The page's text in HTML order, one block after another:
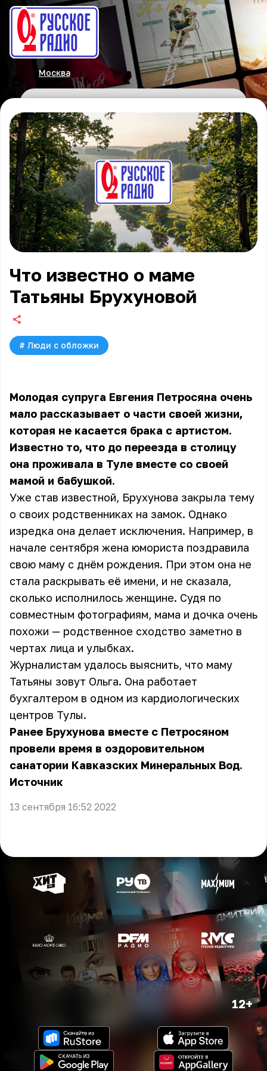
Москва
Что известно о маме
Татьяны Брухуновой
# Люди с обложки
Молодая супруга Евгения Петросяна очень
мало рассказывает о части своей жизни,
которая не касается брака с артистом.
Известно то, что до переезда в столицу
она проживала в Туле вместе со своей
мамой и бабушкой.
Уже став известной, Брухунова закрыла тему
о своих родственниках на замок. Однако
изредка она делает исключения. Например, в
начале сентября жена юмориста поздравила
свою маму с днём рождения. При этом она не
стала раскрывать её имени, и не сказала,
сколько исполнилось женщине. Судя по
совместным фотографиям, мама и дочка очень
похожи — родственное сходство заметно в
чертах лица и улыбках.
Журналистам удалось выяснить, что маму
Татьяны зовут Ольга. Она работает
бухгалтером в одном из кардиологических
центров Тулы.
Ранее Брухунова вместе с Петросяном
провели время в оздоровительном
санатории Кавказских Минеральных Вод.
Источник
13 сентября 16:52 2022
12+